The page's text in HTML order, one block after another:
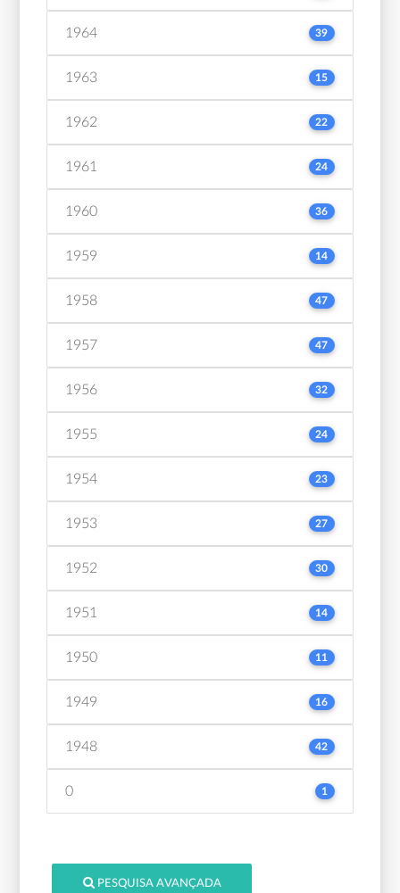
1964 39
1963 15
1962 22
1961 24
1960 36
1959 14
1958 47
1957 47
1956 32
1955 24
1954 23
1953 27
1952 30
1951 14
1950 11
1949 16
1948 42
0 1
PESQUISA AVANÇADA